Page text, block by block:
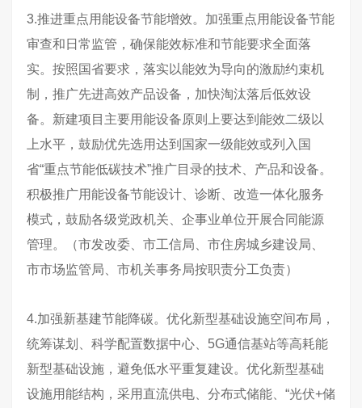
3.推进重点用能设备节能增效。加强重点用能设备节能
审查和日常监管，确保能效标准和节能要求全面落
实。按照国省要求，落实以能效为导向的激励约束机
制，推广先进高效产品设备，加快淘汰落后低效设
备。新建项目主要用能设备原则上要达到能效二级以
上水平，鼓励优先选用达到国家一级能效或列入国
省“重点节能低碳技术”推广目录的技术、产品和设备。
积极推广用能设备节能设计、诊断、改造一体化服务
模式，鼓励各级党政机关、企事业单位开展合同能源
管理。（市发改委、市工信局、市住房城乡建设局、
市市场监管局、市机关事务局按职责分工负责）
4.加强新基建节能降碳。优化新型基础设施空间布局，
统筹谋划、科学配置数据中心、5G通信基站等高耗能
新型基础设施，避免低水平重复建设。优化新型基础
设施用能结构，采用直流供电、分布式储能、“光伏+储